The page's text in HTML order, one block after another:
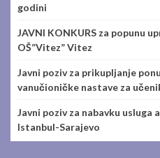
godini
JAVNI KONKURS za popunu
OŠ”Vitez” Vitez
Javni poziv za prikupljanje
vanučioničke nastave za
Javni poziv za nabavku usluga
Istanbul-Sarajevo